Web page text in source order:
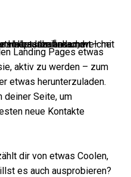
um herauszufinden, welche Variante bei deiner Zielgruppe am besten ankommt.
Landing Pages etwas
aktiv zu werden – zum
etwas herunterzuladen.
deiner Seite, um
neue Kontakte
dir von etwas Coolen,
es auch ausprobieren?